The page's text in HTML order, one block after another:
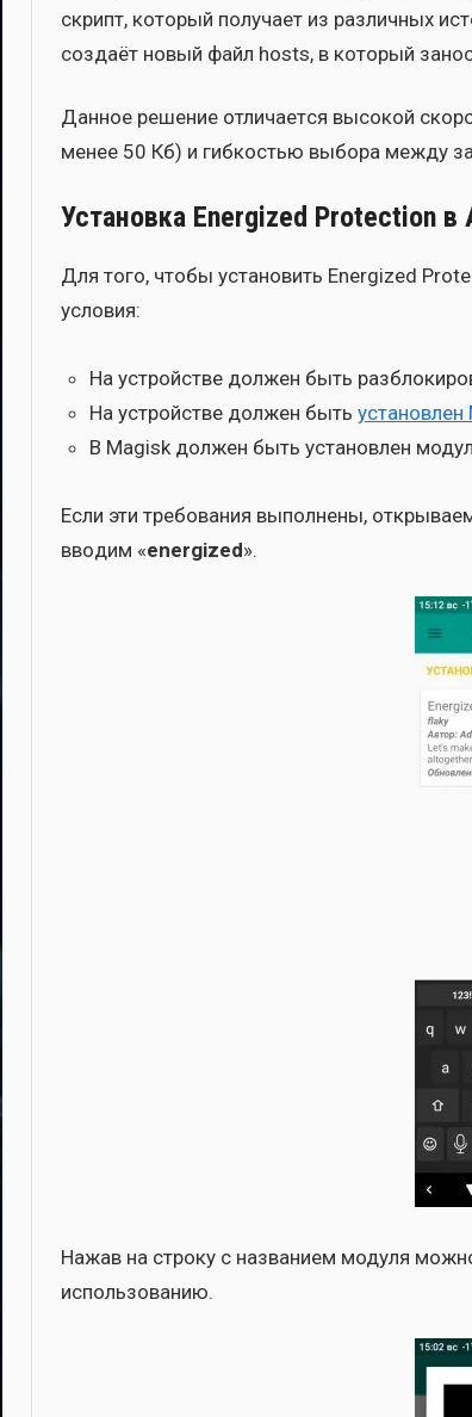
скрипт, кото­рый полу­ча­ет из раз­лич­ных
созда­ёт новый файл hosts, в кото­рый
Дан­ное реше­ние отли­ча­ет­ся высо­кой
менее 50 Кб) и гиб­ко­стью выбо­ра меж­ду
Установка Energized Protection в
Для того, что­бы уста­но­вить Energized
усло­вия:
На устрой­стве дол­жен быть
На устрой­стве дол­жен быть
В Magisk дол­жен быть уста­нов­лен
Если эти тре­бо­ва­ния выпол­не­ны,
вво­дим «energized».
Нажав на стро­ку с назва­ни­ем моду­ля
исполь­зо­ва­нию.